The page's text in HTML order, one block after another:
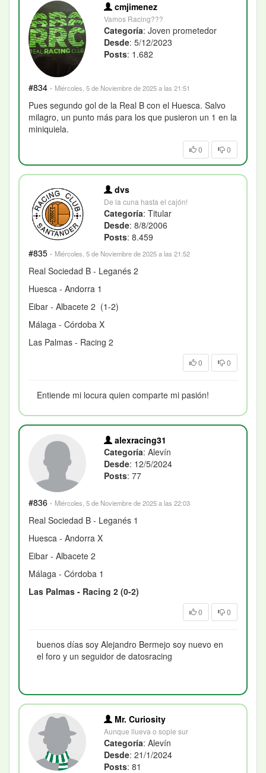
cmjimenez
Vamos Racing???
Categoría: Joven prometedor
Desde: 5/12/2023
Posts: 1.682
#834 · Miércoles, 5 de Noviembre de 2025 a las 21:51
Pues segundo gol de la Real B con el Huesca. Salvo
milagro, un punto más para los que pusieron un 1 en la
miniquiela.
0 0
dvs
De la cuna hasta el cajón!
Categoría: Titular
Desde: 8/8/2006
Posts: 8.459
#835 · Miércoles, 5 de Noviembre de 2025 a las 21:52
Real Sociedad B - Leganés 2
Huesca - Andorra 1
Eibar - Albacete 2 (1-2)
Málaga - Córdoba X
Las Palmas - Racing 2
0 0
Entiende mi locura quien comparte mi pasión!
alexracing31
Categoría: Alevín
Desde: 12/5/2024
Posts: 77
#836 · Miércoles, 5 de Noviembre de 2025 a las 22:03
Real Sociedad B - Leganés 1
Huesca - Andorra X
Eibar - Albacete 2
Málaga - Córdoba 1
Las Palmas - Racing 2 (0-2)
0 0
buenos días soy Alejandro Bermejo soy nuevo en
el foro y un seguidor de datosracing
Mr. Curiosity
Aunque llueva o sople sur
Categoría: Alevín
Desde: 21/1/2024
Posts: 81